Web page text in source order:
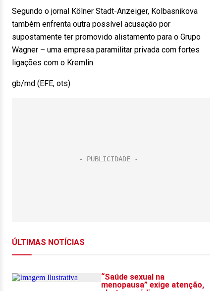
Segundo o jornal Kölner Stadt-Anzeiger, Kolbasnikova
também enfrenta outra possível acusação por
supostamente ter promovido alistamento para o Grupo
Wagner – uma empresa paramilitar privada com fortes
ligações com o Kremlin.
gb/md (EFE, ots)